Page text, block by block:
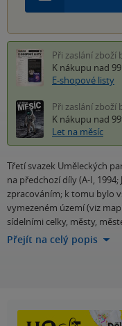
Při zaslání zboží
K nákupu nad
E-shopové listy
Při zaslání zboží
K nákupu nad
Let na měsíc
Třetí svazek Uměleckých
na předchozí díly (A-I,
zpracováním; k tomu bylo
vymezeném území (viz
sídelními celky, městy,
Přejít na celý popis